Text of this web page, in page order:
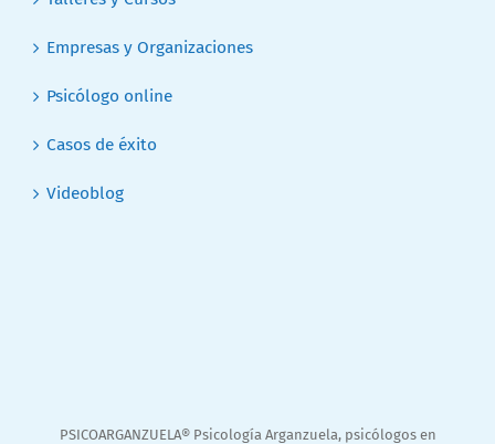
Empresas y Organizaciones
Psicólogo online
Casos de éxito
Videoblog
PSICOARGANZUELA® Psicología Arganzuela, psicólogos en